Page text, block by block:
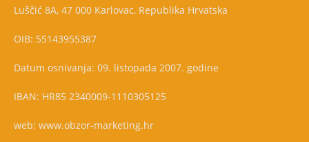
Luščić 8A, 47 000 Karlovac, Republika Hrvatska
OIB: 55143955387
Datum osnivanja: 09. listopada 2007. godine
IBAN: HR85 2340009-1110305125
web: www.obzor-marketing.hr